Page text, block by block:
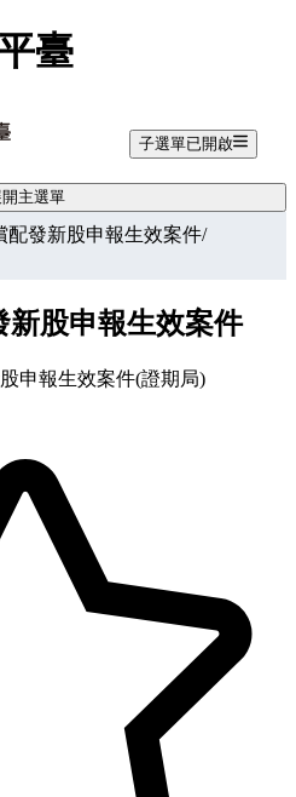
臺
子選單已開啟
開主選單
配發新股申報生效案件/
新股申報生效案件
申報生效案件(證期局)